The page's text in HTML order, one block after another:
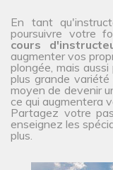
En tant
poursuivre votre
cours
augmenter vos
plongée, mais
plus grande
moyen de devenir
ce qui augmentera
Partagez votre
enseignez les
plus.